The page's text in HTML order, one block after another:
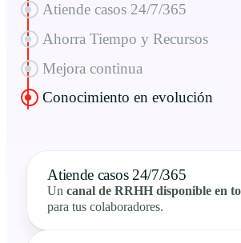
Atiende casos 24/7/365
Ahorra Tiempo y Recursos
Mejora continua
Conocimiento en evolución
Atiende casos 24/7/365
Uncanal de RRHH disponible en
para tus colaboradores.